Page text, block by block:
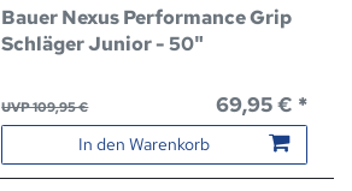
Bauer Nexus Performance Grip
Schläger Junior - 50"
UVP 109,95 € 69,95 € *
In den Warenkorb